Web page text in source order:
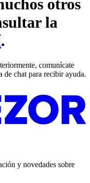
otros
la
.
comunícate
de chat para recibir ayuda.
y novedades sobre